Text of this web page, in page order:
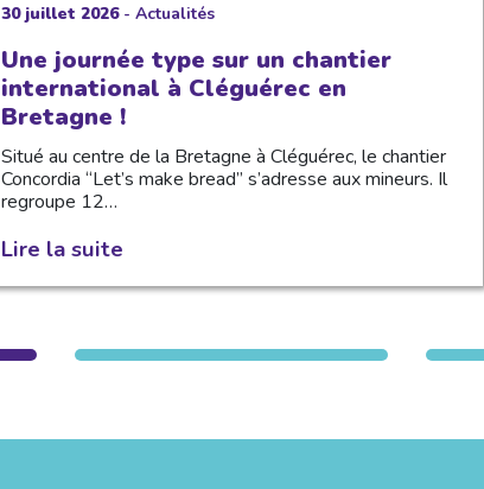
30 juillet 2026- Actualités
Une journée type sur un chantier
international à Cléguérec en
Bretagne !
Situé au centre de la Bretagne à Cléguérec, le chantier
Concordia “Let’s make bread” s’adresse aux mineurs. Il
regroupe 12…
Lire la suite